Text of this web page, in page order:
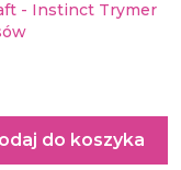
- Instinct Trymer
do koszyka